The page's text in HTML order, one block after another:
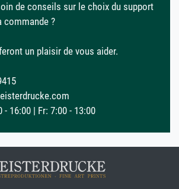
de conseils sur le choix du support
commande ?
un plaisir de vous aider.
- 16:00 | Fr: 7:00 - 13:00